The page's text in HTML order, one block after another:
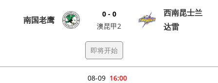
南国老鹰
0 - 0
澳昆甲2
西南昆士兰
达雷
即将开始
16:00
08-09